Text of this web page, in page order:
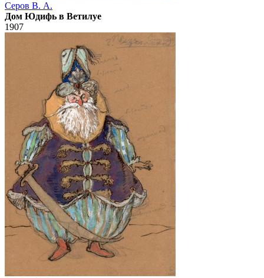
Серов В. А.
Дом Юдифь в Ветилуе
1907